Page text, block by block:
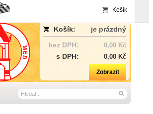
Košík
Košík:
je prázdný
bez DPH:
0,00 Kč
s DPH: 0,00 Kč
Zobrazit